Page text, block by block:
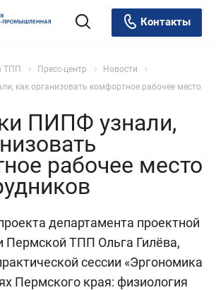
Контакты
ТПП Пресс-центр
Новости
как организовать комфортное рабочее место
ПИПФ узнали,
рабочее место
департамента проектной
Пермской ТПП Ольга Гилёва,
сессии «Эргономика
Пермского края: физиология